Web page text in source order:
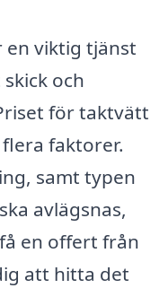
en viktig tjänst
och
för taktvätt
faktorer.
samt typen
avlägsnas,
en offert från
att hitta det